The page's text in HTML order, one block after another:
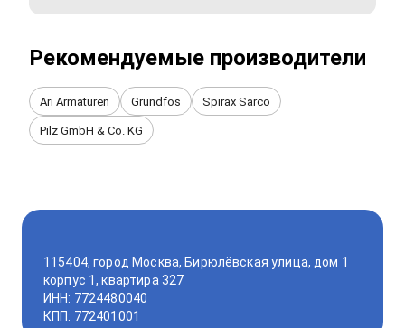
Рекомендуемые производители
Ari Armaturen Grundfos Spirax Sarco
Pilz GmbH & Co. KG
115404, город Москва, Бирюлёвская улица, дом 1
корпус 1, квартира 327
ИНН: 7724480040
КПП: 772401001